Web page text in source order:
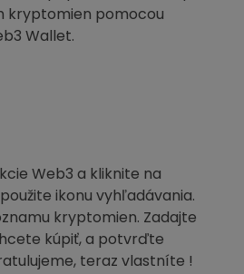
kryptomien pomocou
Wallet.
Web3 a kliknite na
ikonu vyhľadávania.
kryptomien. Zadajte
kúpiť, a potvrďte
teraz vlastníte !